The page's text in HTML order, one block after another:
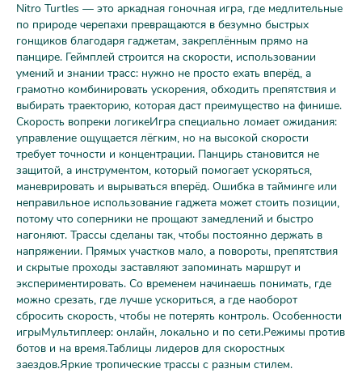
Nitro Turtles — это аркадная гоночная игра, где медлительные
по природе черепахи превращаются в безумно быстрых
гонщиков благодаря гаджетам, закреплённым прямо на
панцире. Геймплей строится на скорости, использовании
умений и знании трасс: нужно не просто ехать вперёд, а
грамотно комбинировать ускорения, обходить препятствия и
выбирать траекторию, которая даст преимущество на финише.
Скорость вопреки логикеИгра специально ломает ожидания:
управление ощущается лёгким, но на высокой скорости
требует точности и концентрации. Панцирь становится не
защитой, а инструментом, который помогает ускоряться,
маневрировать и вырываться вперёд. Ошибка в тайминге или
неправильное использование гаджета может стоить позиции,
потому что соперники не прощают замедлений и быстро
нагоняют. Трассы сделаны так, чтобы постоянно держать в
напряжении. Прямых участков мало, а повороты, препятствия
и скрытые проходы заставляют запоминать маршрут и
экспериментировать. Со временем начинаешь понимать, где
можно срезать, где лучше ускориться, а где наоборот
сбросить скорость, чтобы не потерять контроль. Особенности
игрыМультиплеер: онлайн, локально и по сети.Режимы против
ботов и на время.Таблицы лидеров для скоростных
заездов.Яркие тропические трассы с разным стилем.